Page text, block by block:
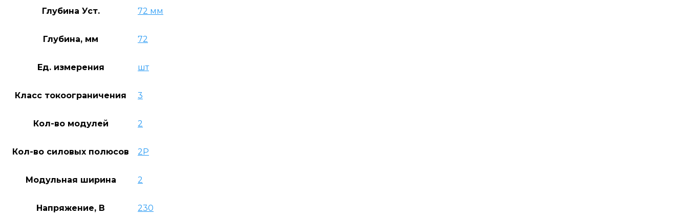
Глубина Уст. 72 мм
Глубина, мм 72
Ед. измерения шт
Класс токоограничения 3
Кол-во модулей 2
Кол-во силовых полюсов 2P
Модульная ширина 2
Напряжение, В 230